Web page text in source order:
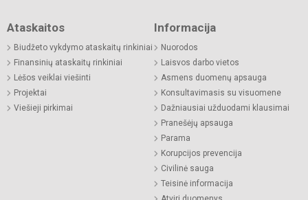
Ataskaitos
Biudžeto vykdymo ataskaitų rinkiniai
Finansinių ataskaitų rinkiniai
Lėšos veiklai viešinti
Projektai
Viešieji pirkimai
Informacija
Nuorodos
Laisvos darbo vietos
Asmens duomenų apsauga
Konsultavimasis su visuomene
Dažniausiai užduodami klausimai
Pranešėjų apsauga
Parama
Korupcijos prevencija
Civilinė sauga
Teisinė informacija